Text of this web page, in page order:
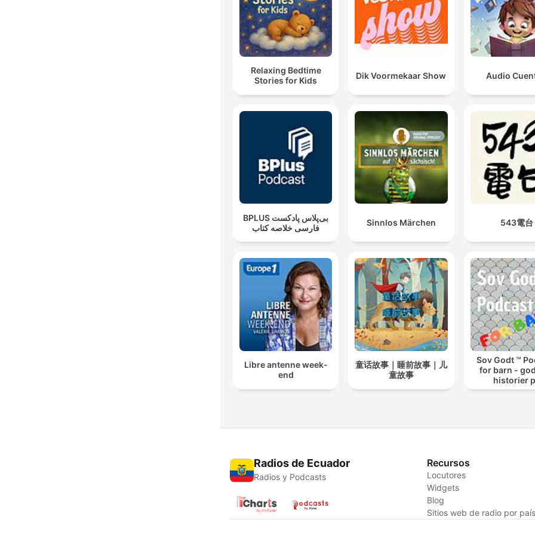
Relaxing Bedtime
Stories for Kids
Dik Voormekaar Show Audio
‌BPLUS بی‌پلاس پادکست
فارسی خلاصه کتاب
Sinnlos Märchen 543電台
Libre antenne week-
end
童话故事｜睡前故事｜儿
童故事
Sov Godt ™
for barn -
historier
Radios de Ecuador
Radios y Podcasts
Recursos
Locutores
Widgets
Blog
Sitios web de radio por